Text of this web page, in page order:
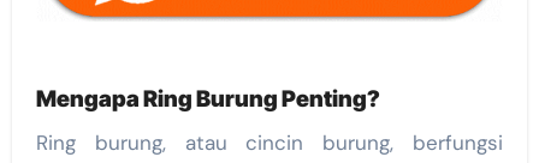
Mengapa Ring Burung Penting?
Ring burung, atau cincin burung, berfungsi